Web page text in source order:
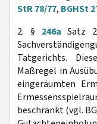
StR 78/77, BGHSt
2. § 246a Satz
Tatgerichts.
Maßregel in
eingeräumten
beschränkt (vgl.